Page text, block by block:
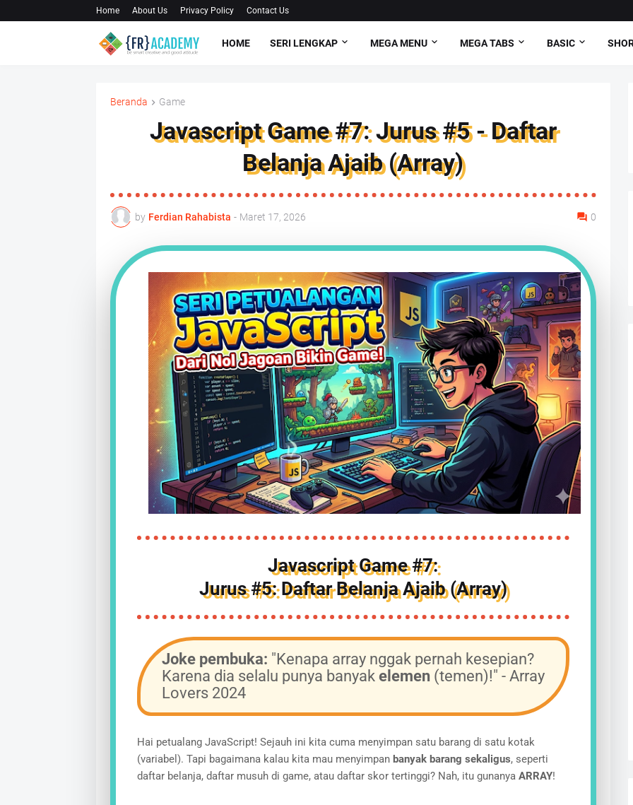
Home About Us Privacy Policy Contact Us
HOME SERI LENGKAP MEGA MENU MEGA TABS BASIC
Beranda Game
Javascript Game #7: Jurus #5 - Daftar
Belanja Ajaib (Array)
by Ferdian Rahabista - Maret 17, 2026 0
Javascript Game #7:
Jurus #5: Daftar Belanja Ajaib (Array)
Joke pembuka: "Kenapa array nggak pernah kesepian?
Karena dia selalu punya banyak elemen(temen)!" - Array
Lovers 2024
Hai petualang JavaScript! Sejauh ini kita cuma menyimpan satu barang di satu kotak
(variabel). Tapi bagaimana kalau kita mau menyimpan banyak barang sekaligus, seperti
daftar belanja, daftar musuh di game, atau daftar skor tertinggi? Nah, itu gunanya ARRAY!